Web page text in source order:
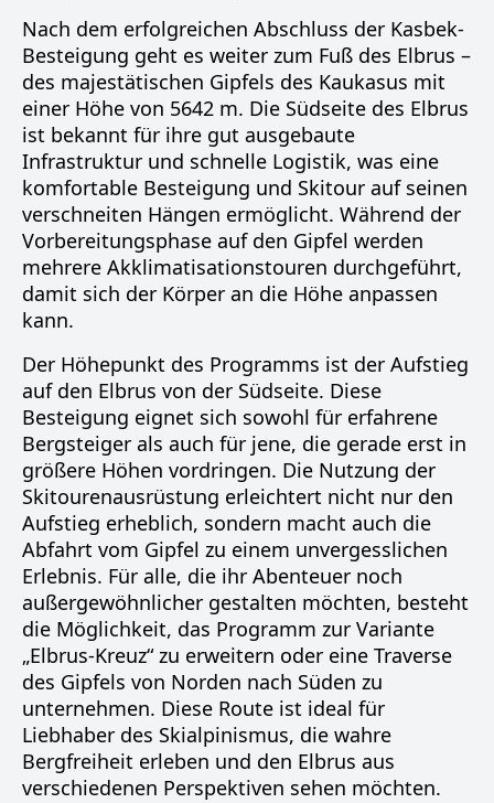
Nach dem erfolgreichen Abschluss der Kasbek-
Besteigung geht es weiter zum Fuß des Elbrus –
des majestätischen Gipfels des Kaukasus mit
einer Höhe von 5642 m. Die Südseite des Elbrus
ist bekannt für ihre gut ausgebaute
Infrastruktur und schnelle Logistik, was eine
komfortable Besteigung und Skitour auf seinen
verschneiten Hängen ermöglicht. Während der
Vorbereitungsphase auf den Gipfel werden
mehrere Akklimatisationstouren durchgeführt,
damit sich der Körper an die Höhe anpassen
kann.
Der Höhepunkt des Programms ist der Aufstieg
auf den Elbrus von der Südseite. Diese
Besteigung eignet sich sowohl für erfahrene
Bergsteiger als auch für jene, die gerade erst in
größere Höhen vordringen. Die Nutzung der
Skitourenausrüstung erleichtert nicht nur den
Aufstieg erheblich, sondern macht auch die
Abfahrt vom Gipfel zu einem unvergesslichen
Erlebnis. Für alle, die ihr Abenteuer noch
außergewöhnlicher gestalten möchten, besteht
die Möglichkeit, das Programm zur Variante
„Elbrus-Kreuz“ zu erweitern oder eine Traverse
des Gipfels von Norden nach Süden zu
unternehmen. Diese Route ist ideal für
Liebhaber des Skialpinismus, die wahre
Bergfreiheit erleben und den Elbrus aus
verschiedenen Perspektiven sehen möchten.